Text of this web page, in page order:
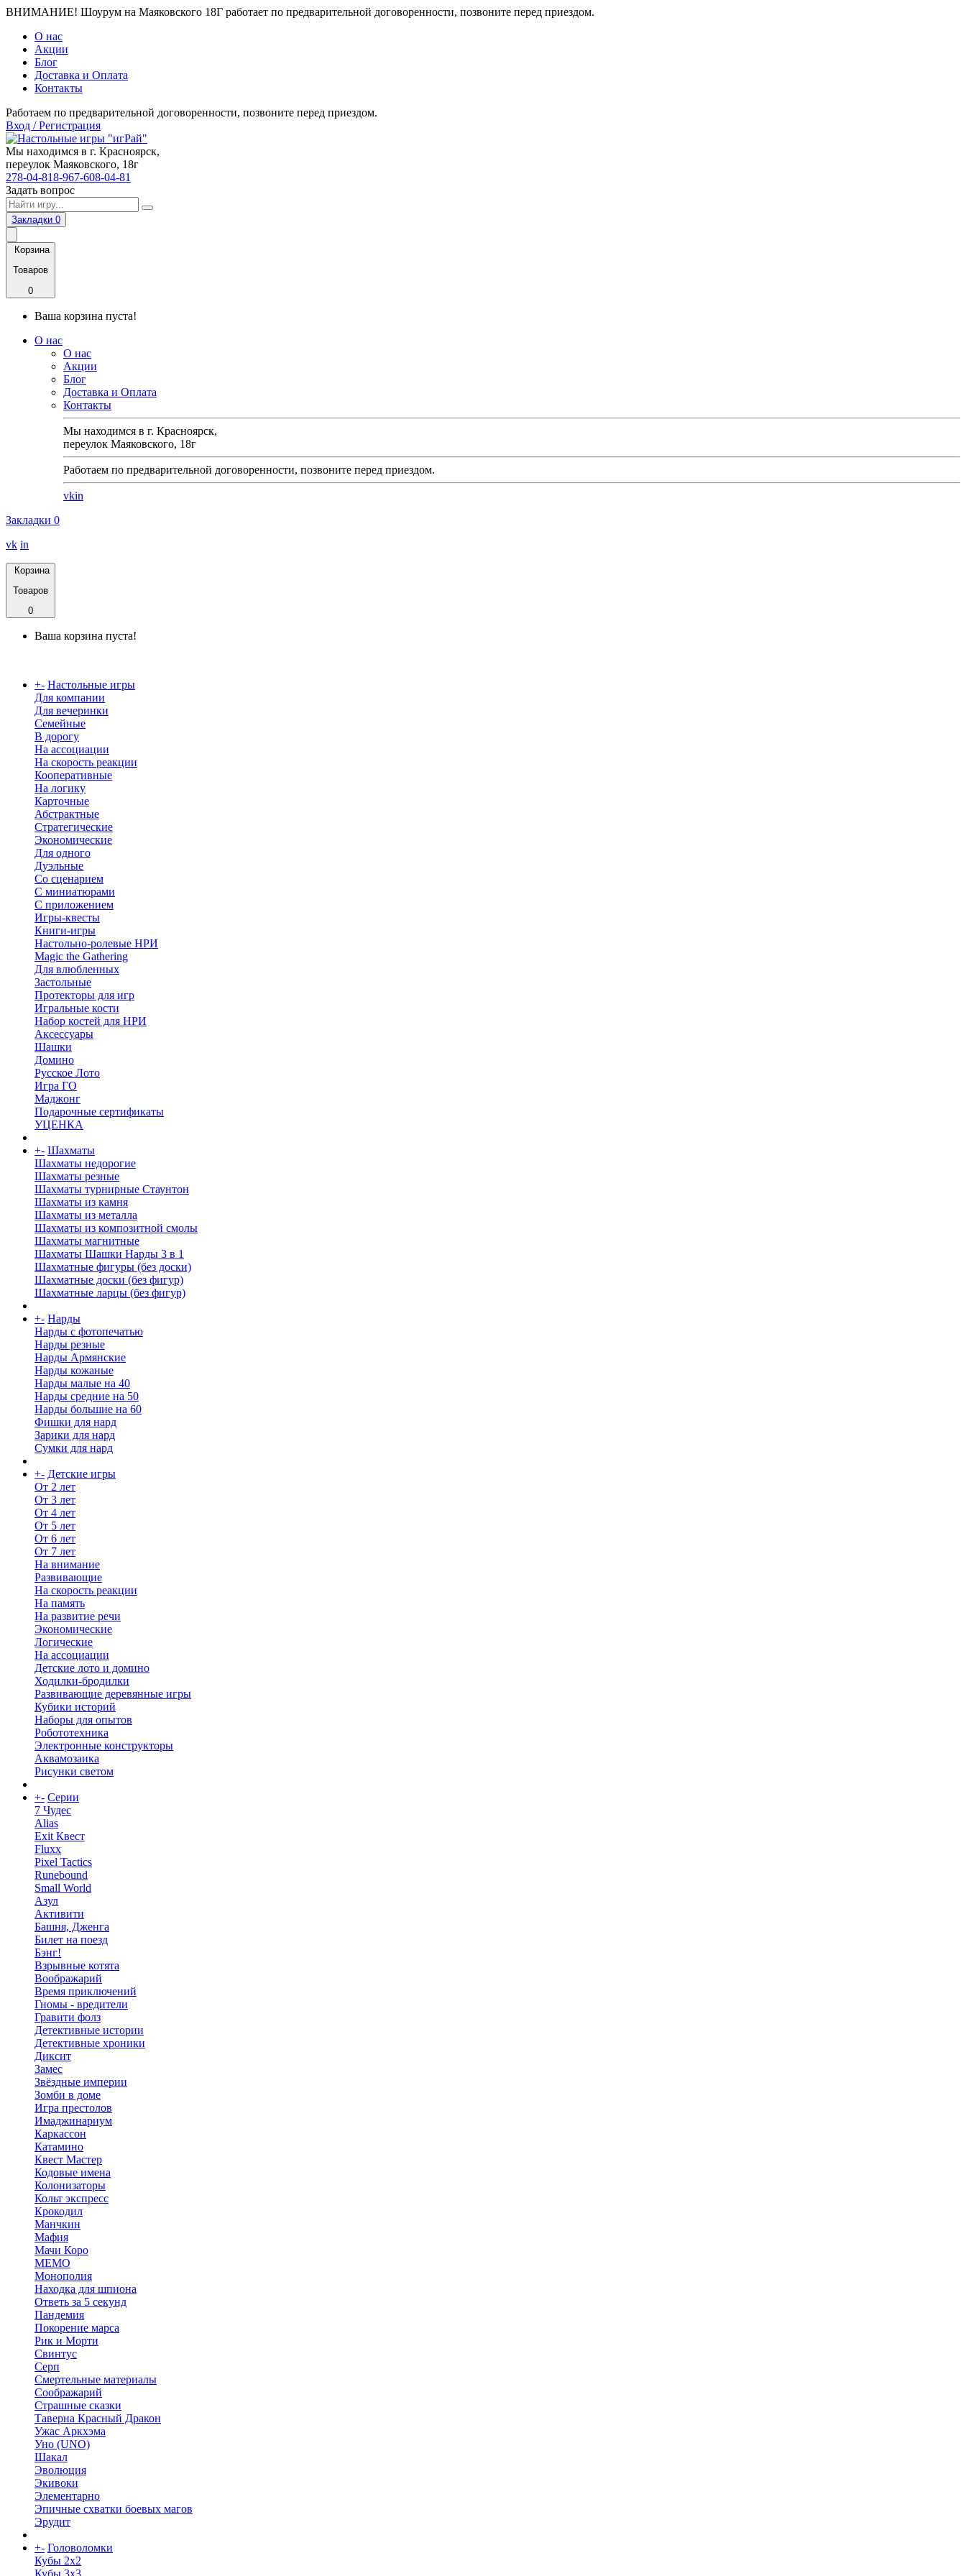
ВНИМАНИЕ! Шоурум на Маяковского 18Г работает по предварительной договоренности, позвоните перед приездом.
О нас
Акции
Блог
Доставка и Оплата
Контакты
Работаем по предварительной договоренности, позвоните перед приездом.
Вход / Регистрация
Мы находимся в г. Красноярск,
переулок Маяковского, 18г
278-04-818-967-608-04-81
Задать вопрос
Закладки 0
Корзина
Товаров
0
Ваша корзина пуста!
О нас
О нас
Акции
Блог
Доставка и Оплата
Контакты
Мы находимся в г. Красноярск,
переулок Маяковского, 18г
Работаем по предварительной договоренности, позвоните перед приездом.
vkin
Закладки 0
vk in
Корзина
Товаров
0
Ваша корзина пуста!
+- Настольные игры
Для компании
Для вечеринки
Семейные
В дорогу
На ассоциации
На скорость реакции
Кооперативные
На логику
Карточные
Абстрактные
Стратегические
Экономические
Для одного
Дуэльные
Со сценарием
С миниатюрами
С приложением
Игры-квесты
Книги-игры
Настольно-ролевые НРИ
Magic the Gathering
Для влюбленных
Застольные
Протекторы для игр
Игральные кости
Набор костей для НРИ
Аксессуары
Шашки
Домино
Русское Лото
Игра ГО
Маджонг
Подарочные сертификаты
УЦЕНКА
+- Шахматы
Шахматы недорогие
Шахматы резные
Шахматы турнирные Стаунтон
Шахматы из камня
Шахматы из металла
Шахматы из композитной смолы
Шахматы магнитные
Шахматы Шашки Нарды 3 в 1
Шахматные фигуры (без доски)
Шахматные доски (без фигур)
Шахматные ларцы (без фигур)
+- Нарды
Нарды с фотопечатью
Нарды резные
Нарды Армянские
Нарды кожаные
Нарды малые на 40
Нарды средние на 50
Нарды большие на 60
Фишки для нард
Зарики для нард
Сумки для нард
+- Детские игры
От 2 лет
От 3 лет
От 4 лет
От 5 лет
От 6 лет
От 7 лет
На внимание
Развивающие
На скорость реакции
На память
На развитие речи
Экономические
Логические
На ассоциации
Детские лото и домино
Ходилки-бродилки
Развивающие деревянные игры
Кубики историй
Наборы для опытов
Робототехника
Электронные конструкторы
Аквамозаика
Рисунки светом
+- Серии
7 Чудес
Alias
Exit Квест
Fluxx
Pixel Tactics
Runebound
Small World
Азул
Активити
Башня, Дженга
Билет на поезд
Бэнг!
Взрывные котята
Воображарий
Время приключений
Гномы - вредители
Гравити фолз
Детективные истории
Детективные хроники
Диксит
Замес
Звёздные империи
Зомби в доме
Игра престолов
Имаджинариум
Каркассон
Катамино
Квест Мастер
Кодовые имена
Колонизаторы
Кольт экспресс
Крокодил
Манчкин
Мафия
Мачи Коро
МЕМО
Монополия
Находка для шпиона
Ответь за 5 секунд
Пандемия
Покорение марса
Рик и Морти
Свинтус
Серп
Смертельные материалы
Соображарий
Страшные сказки
Таверна Красный Дракон
Ужас Аркхэма
Уно (UNO)
Шакал
Эволюция
Экивоки
Элементарно
Эпичные схватки боевых магов
Эрудит
+- Головоломки
Кубы 2х2